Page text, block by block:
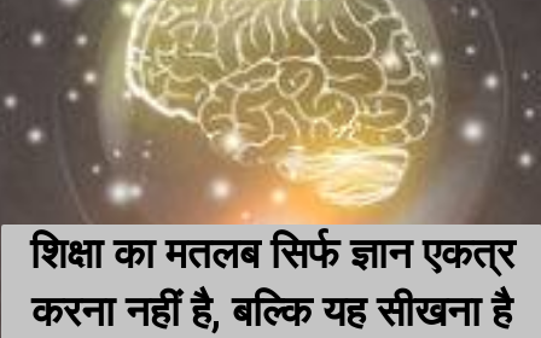
शिक्षा का मतलब सिर्फ ज्ञान एकत्र
करना नहीं है, बल्कि यह सीखना है